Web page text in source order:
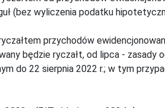
(bez wyliczenia podatku
przychodów
będzie ryczałt, od lipca - zasady
do 22 sierpnia 2022 r.; w tym